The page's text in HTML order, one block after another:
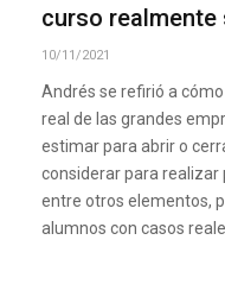
curso realmente
10/11/2021
Andrés se refirió a
real de las grandes
estimar para abrir o
considerar para realizar
entre otros elementos,
alumnos con casos